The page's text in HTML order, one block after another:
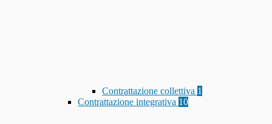
Contrattazione collettiva 1
Contrattazione integrativa 10